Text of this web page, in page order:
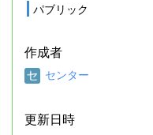
パブリック
作成者
センター
更新日時